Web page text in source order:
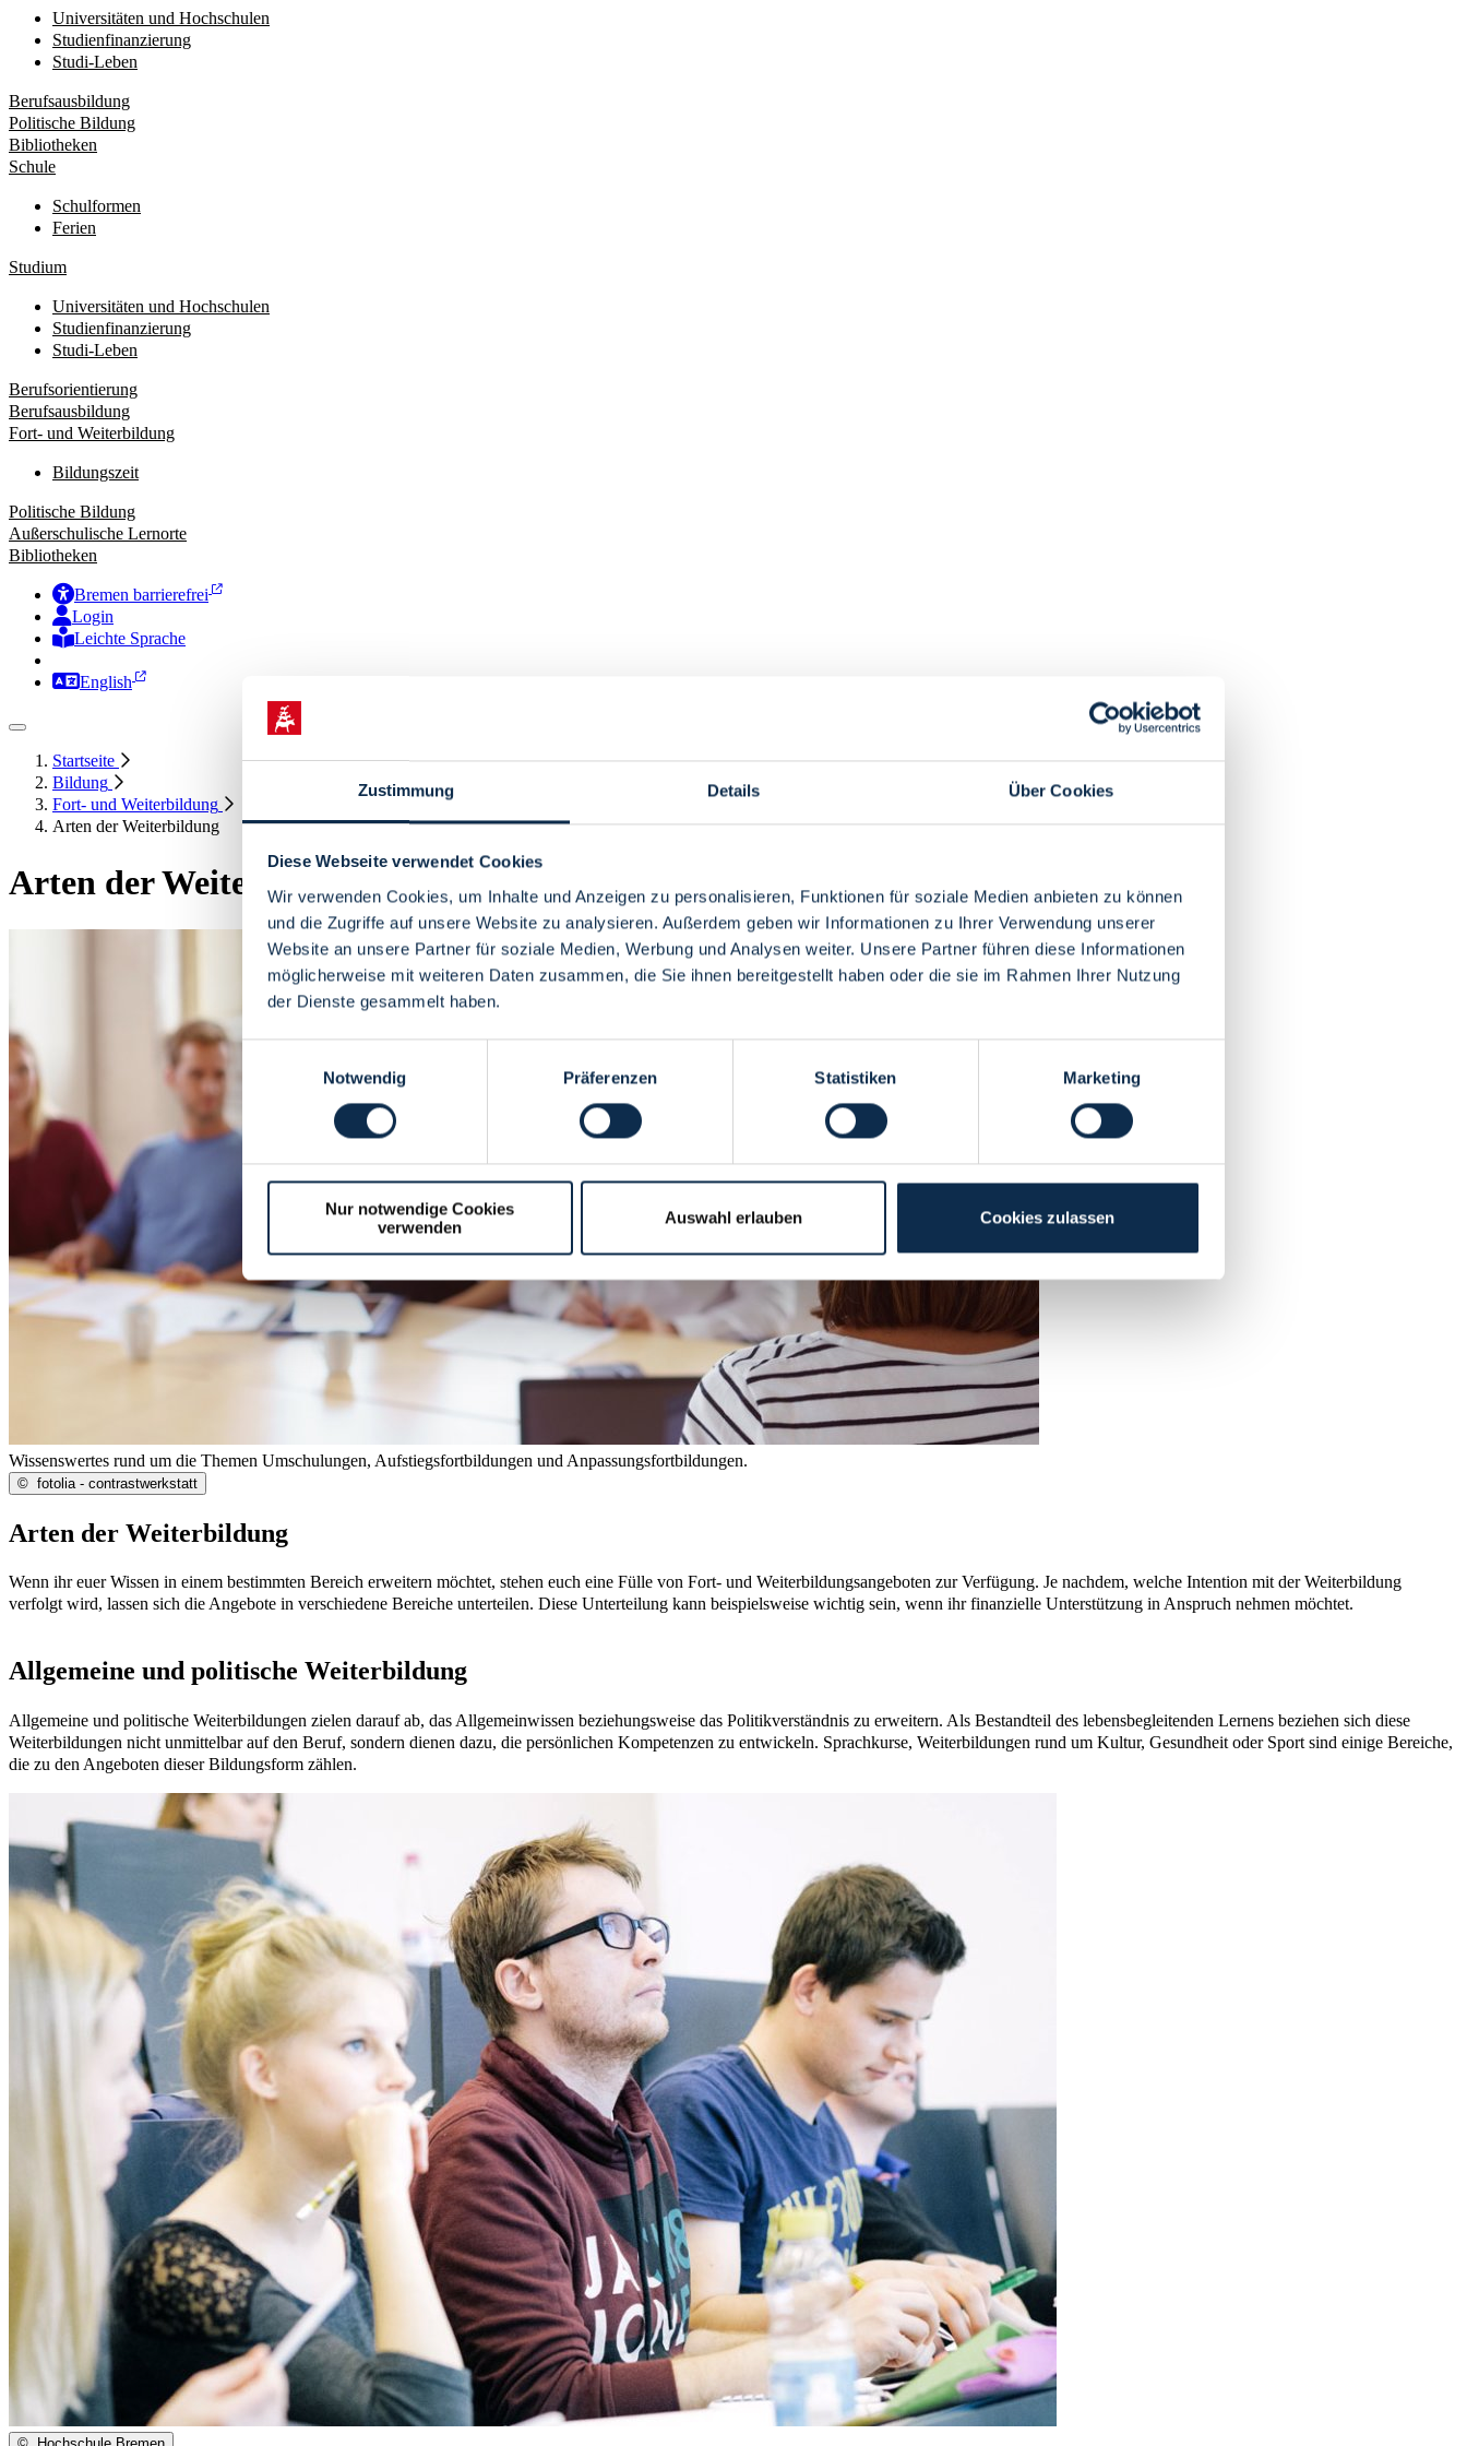
Zustimmung Details Über Cookies
Diese Webseite verwendet Cookies
Wir verwenden Cookies, um Inhalte und Anzeigen zu personalisieren, Funktionen für soziale Medien anbieten zu können
und die Zugriffe auf unsere Website zu analysieren. Außerdem geben wir Informationen zu Ihrer Verwendung unserer
Website an unsere Partner für soziale Medien, Werbung und Analysen weiter. Unsere Partner führen diese Informationen
möglicherweise mit weiteren Daten zusammen, die Sie ihnen bereitgestellt haben oder die sie im Rahmen Ihrer Nutzung
der Dienste gesammelt haben.
Notwendig
Präferenzen Statistiken Marketing
Nur notwendige Cookies
verwenden
Auswahl erlauben Cookies zulassen
Universitäten und Hochschulen
Studienfinanzierung
Studi-Leben
Berufsausbildung
Politische Bildung
Bibliotheken
Schule
Schulformen
Ferien
Studium
Universitäten und Hochschulen
Studienfinanzierung
Studi-Leben
Berufsorientierung
Berufsausbildung
Fort- und Weiterbildung
Bildungszeit
Politische Bildung
Außerschulische Lernorte
Bibliotheken
Bremen barrierefrei
Login
Leichte Sprache
English
Startseite
Bildung
Fort- und Weiterbildung
Arten der Weiterbildung
Arten der Weiterbildung
Wissenswertes rund um die Themen Umschulungen, Aufstiegsfortbildungen und Anpassungsfortbildungen.
© fotolia - contrastwerkstatt
Arten der Weiterbildung
Wenn ihr euer Wissen in einem bestimmten Bereich erweitern möchtet, stehen euch eine Fülle von Fort- und Weiterbildungsangeboten zur Verfügung. Je nachdem, welche Intention mit der Weiterbildung
verfolgt wird, lassen sich die Angebote in verschiedene Bereiche unterteilen. Diese Unterteilung kann beispielsweise wichtig sein, wenn ihr finanzielle Unterstützung in Anspruch nehmen möchtet.
Allgemeine und politische Weiterbildung
Allgemeine und politische Weiterbildungen zielen darauf ab, das Allgemeinwissen beziehungsweise das Politikverständnis zu erweitern. Als Bestandteil des lebensbegleitenden Lernens beziehen sich diese
Weiterbildungen nicht unmittelbar auf den Beruf, sondern dienen dazu, die persönlichen Kompetenzen zu entwickeln. Sprachkurse, Weiterbildungen rund um Kultur, Gesundheit oder Sport sind einige Bereiche,
die zu den Angeboten dieser Bildungsform zählen.